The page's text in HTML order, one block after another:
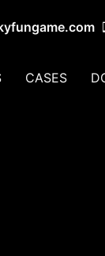
CASES